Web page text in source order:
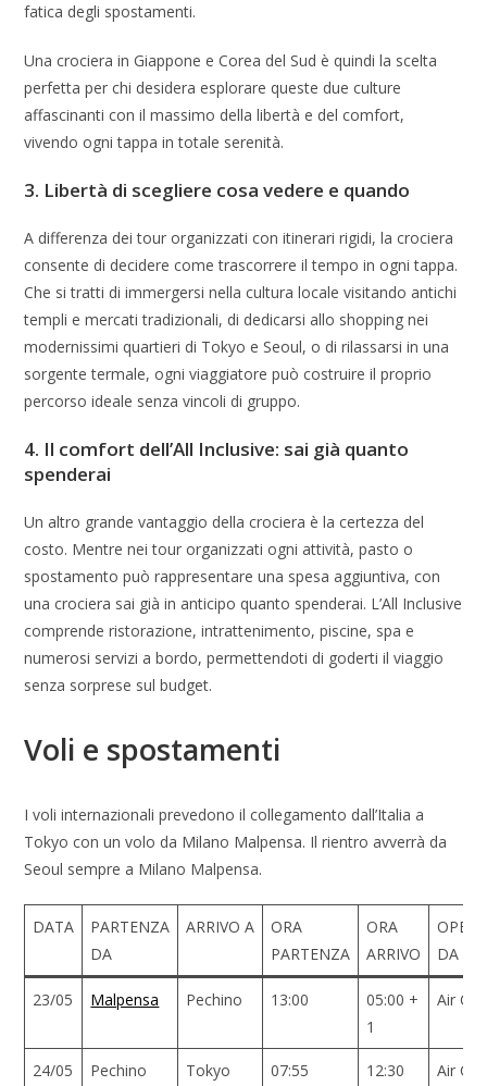
fatica degli spostamenti.
Una crociera in Giappone e Corea del Sud è quindi la scelta
perfetta per chi desidera esplorare queste due culture
affascinanti con il massimo della libertà e del comfort,
vivendo ogni tappa in totale serenità.
3. Libertà di scegliere cosa vedere e quando
A differenza dei tour organizzati con itinerari rigidi, la crociera
consente di decidere come trascorrere il tempo in ogni tappa.
Che si tratti di immergersi nella cultura locale visitando antichi
templi e mercati tradizionali, di dedicarsi allo shopping nei
modernissimi quartieri di Tokyo e Seoul, o di rilassarsi in una
sorgente termale, ogni viaggiatore può costruire il proprio
percorso ideale senza vincoli di gruppo.
4. Il comfort dell’All Inclusive: sai già quanto
spenderai
Un altro grande vantaggio della crociera è la certezza del
costo. Mentre nei tour organizzati ogni attività, pasto o
spostamento può rappresentare una spesa aggiuntiva, con
una crociera sai già in anticipo quanto spenderai. L’All Inclusive
comprende ristorazione, intrattenimento, piscine, spa e
numerosi servizi a bordo, permettendoti di goderti il viaggio
senza sorprese sul budget.
Voli e spostamenti
I voli internazionali prevedono il collegamento dall’Italia a
Tokyo con un volo da Milano Malpensa. Il rientro avverrà da
Seoul sempre a Milano Malpensa.
DATA
PARTENZA
DA
ARRIVO A
ORA
PARTENZA
ORA
ARRIVO
DA
23/05 Malpensa Pechino 13:00
05:00 +
1
Air
24/05 Pechino Tokyo 07:55 12:30 Air